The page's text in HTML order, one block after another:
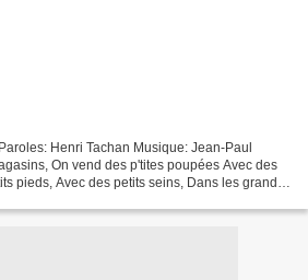
Henri Tachan Musique: Jean-Paul
On vend des p'tites poupées Avec des
pieds, Avec des petits seins, Dans les grands